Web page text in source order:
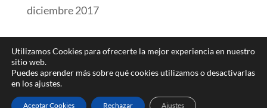
diciembre 2017
Web Design
Utilizamos Cookies para ofrecerte la mejor experiencia en nuestro
sitio web.
Puedes aprender más sobre qué cookies utilizamos o desactivarlas
en los ajustes.
Aceptar Cookies Rechazar Ajustes